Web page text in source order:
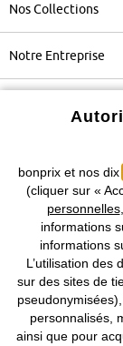
Nos Collections
Notre Entreprise
Prix indiqués
CGV
©
bonprix et nos dix
(cliquer sur «
personnelles
informations
informations
L’utilisation des
sur des sites de
personnalisés,
ainsi que pour